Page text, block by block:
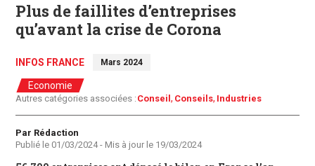
Plus de faillites d’entreprises
qu’avant la crise de Corona
INFOS FRANCE Mars 2024
Economie
Autres catégories associées : Conseil Conseils Industries
Auteur
Par Rédaction
Publié le 01/03/2024- Mis à jour le 19/03/2024